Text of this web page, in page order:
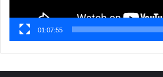
01:07:55